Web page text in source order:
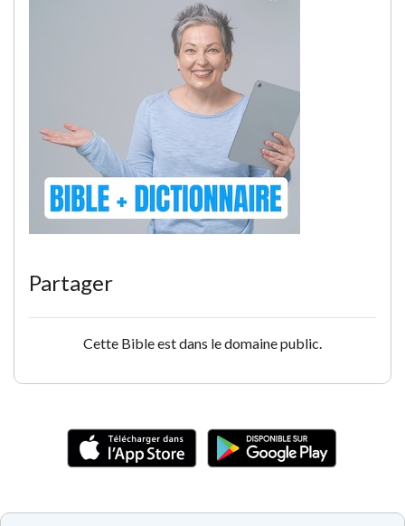
Partager
Cette Bible est dans le domaine public.